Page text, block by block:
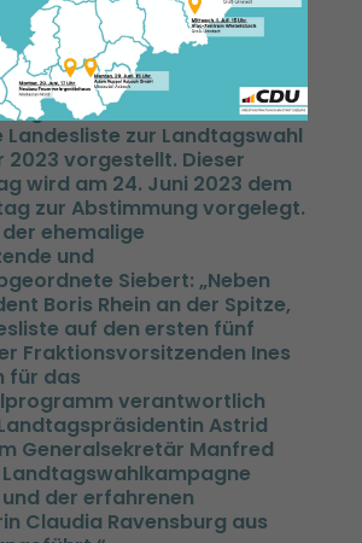
des
der CDU
hat heute in
Vorschlag des
der CDU
Landesliste zur Landtagswahl
2023 vorgestellt. Dieser
wird am 24. Juni 2023 dem
zur Abstimmung vorgelegt.
ehemalige
und
Siebert: „Neben
Boris Rhein an der Spitze,
auf den ersten fünf
Fraktionsvorsitzenden Ines
für das
verantwortlich
Astrid
Generalsekretär Manfred
Landtagswahlkampagne
der erfahrenen
Claudia Ravensburg aus